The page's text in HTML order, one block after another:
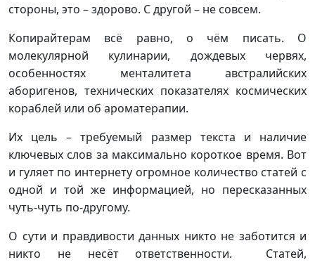
стороны, это – здорово. С другой – не совсем.
Копирайтерам всё равно, о чём писать. О
молекулярной кулинарии, дождевых червях,
особенностях менталитета австралийских
аборигенов, технических показателях космических
кораблей или об ароматерапии.
Их цель – требуемый размер текста и наличие
ключевых слов за максимально короткое время. Вот
и гуляет по интернету огромное количество статей с
одной и той же информацией, но пересказанных
чуть-чуть по-другому.
О сути и правдивости данных никто не заботится и
никто не несёт ответственности. Статей,